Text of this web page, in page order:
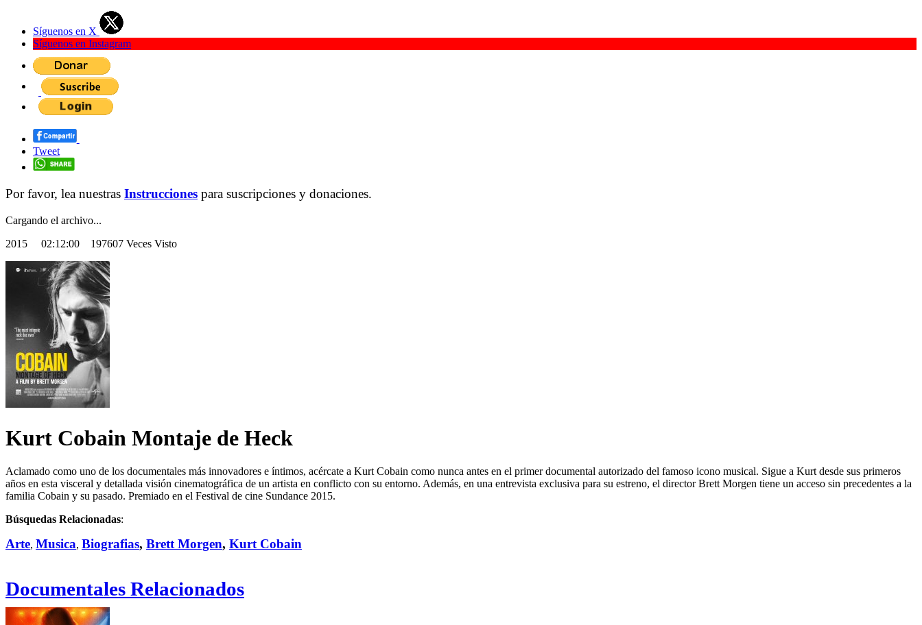
Síguenos en X
Síguenos en Instagram
Tweet
Por favor, lea nuestras Instrucciones para suscripciones y donaciones.
Cargando el archivo...
2015 02:12:00 197607 Veces Visto
Kurt Cobain Montaje de Heck
Aclamado como uno de los documentales más innovadores e íntimos, acércate a Kurt Cobain como nunca antes en el primer documental autorizado del famoso icono musical. Sigue a Kurt desde sus primeros
años en esta visceral y detallada visión cinematográfica de un artista en conflicto con su entorno. Además, en una entrevista exclusiva para su estreno, el director Brett Morgen tiene un acceso sin precedentes a la
familia Cobain y su pasado. Premiado en el Festival de cine Sundance 2015.
Búsquedas Relacionadas:
Arte, Musica, Biografias, Brett Morgen, Kurt Cobain
Documentales Relacionados